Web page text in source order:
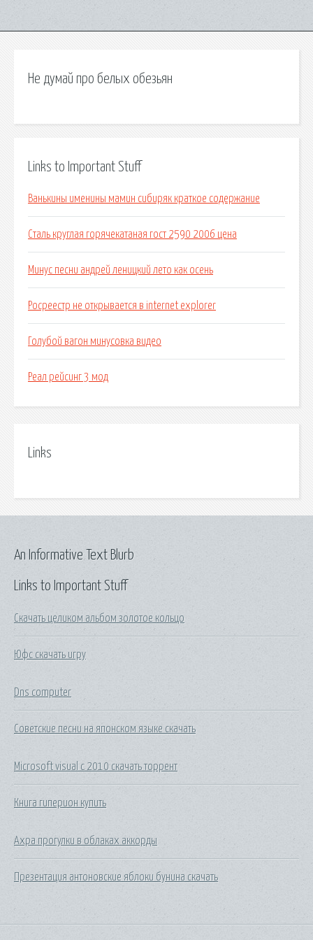
Не думай про белых обезьян
Links to Important Stuff
Ванькины именины мамин сибиряк краткое содержание
Сталь круглая горячекатаная гост 2590 2006 цена
Минус песни андрей леницкий лето как осень
Росреестр не открывается в internet explorer
Голубой вагон минусовка видео
Реал рейсинг 3 мод
Links
Links to Important Stuff
Скачать целиком альбом золотое кольцо
Юфс скачать игру
Dns computer
Советские песни на японском языке скачать
Microsoft visual c 2010 скачать торрент
Книга гиперион купить
Ахра прогулки в облаках аккорды
Презентация антоновские яблоки бунина скачать
An Informative Text Blurb